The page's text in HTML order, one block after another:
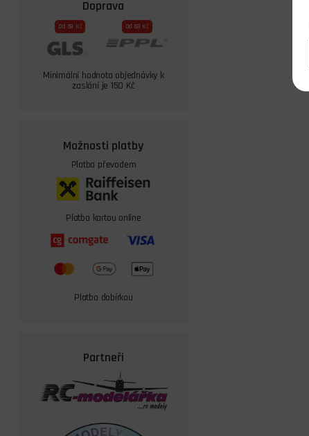
Doprava
Od 59 Kč Od 69 Kč
Minimální hodnota objednávky k
zaslání je 150 Kč
Možnosti platby
Platba převodem
Platba kartou online
Platba dobírkou
Partneři